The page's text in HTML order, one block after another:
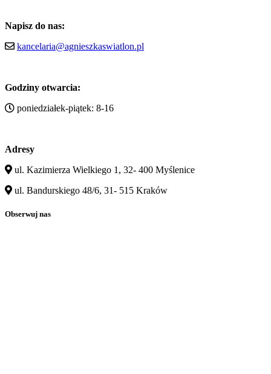
Napisz do nas:
kancelaria@agnieszkaswiatlon.pl
Godziny otwarcia:
poniedziałek-piątek: 8-16
Adresy
ul. Kazimierza Wielkiego 1, 32- 400 Myślenice
ul. Bandurskiego 48/6, 31- 515 Kraków
Obserwuj nas